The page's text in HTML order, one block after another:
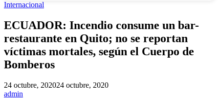
Internacional
ECUADOR: Incendio consume un bar-
restaurante en Quito; no se reportan
víctimas mortales, según el Cuerpo de
Bomberos
24 octubre, 202024 octubre, 2020
admin